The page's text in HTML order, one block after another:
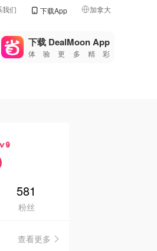
我们 下载App 加拿大
🇺🇸
美国
🇨🇳中国
🇮🇹
🇦🇺
🇳🇿新西兰
下载 DealMoon App
体验更多精彩
9
581
粉丝
查看更多